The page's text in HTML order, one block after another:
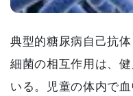
典型的糖尿病自己抗
細菌の相互作用は、
いる。児童の体内で